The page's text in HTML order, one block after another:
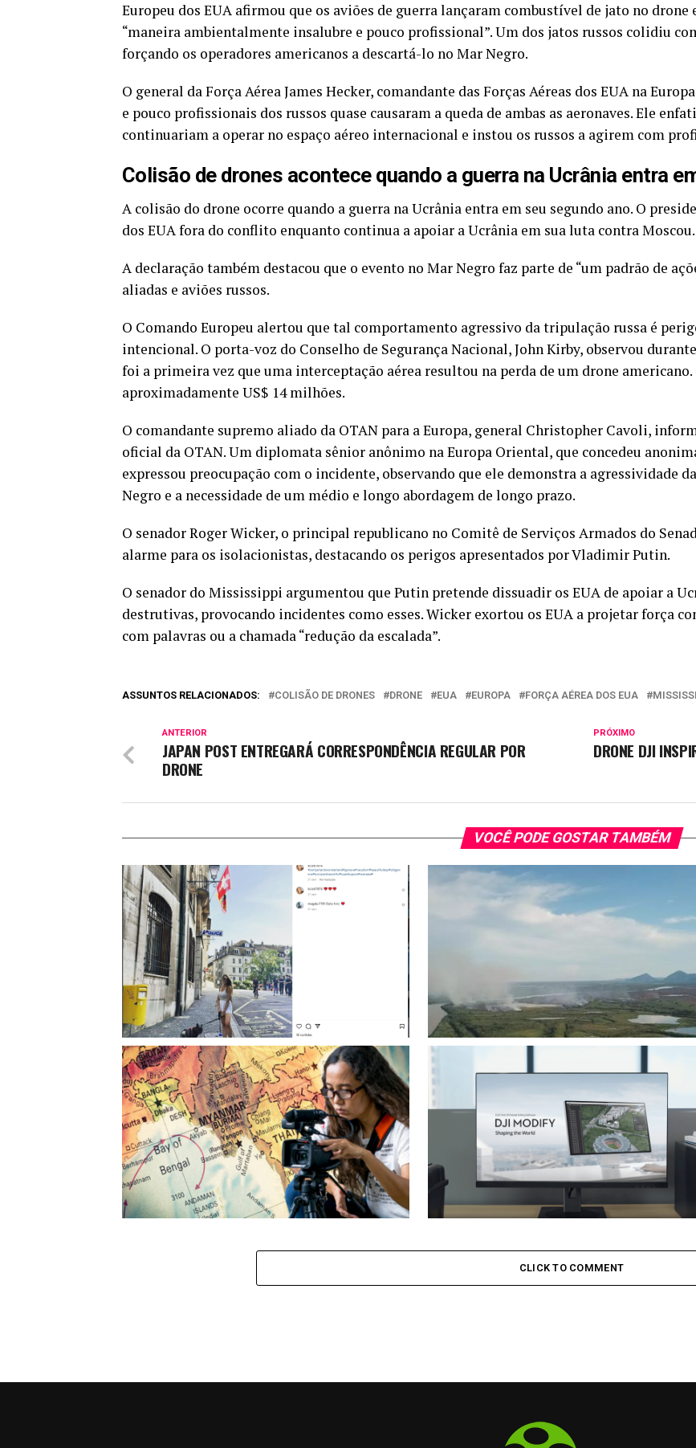
Europeu dos EUA afirmou que os aviões de guerra lançaram combustível de jato no
“maneira ambientalmente insalubre e pouco profissional”. Um dos jatos russos colidiu
forçando os operadores americanos a descartá-lo no Mar Negro.
O general da Força Aérea James Hecker, comandante das Forças Aéreas dos EUA na
e pouco profissionais dos russos quase causaram a queda de ambas as aeronaves. Ele
continuariam a operar no espaço aéreo internacional e instou os russos a agirem com
Colisão de drones acontece quando a guerra na Ucrânia entra
A colisão do drone ocorre quando a guerra na Ucrânia entra em seu segundo ano. O
dos EUA fora do conflito enquanto continua a apoiar a Ucrânia em sua luta contra Moscou.
A declaração também destacou que o evento no Mar Negro faz parte de “um padrão de
aliadas e aviões russos.
O Comando Europeu alertou que tal comportamento agressivo da tripulação russa é
intencional. O porta-voz do Conselho de Segurança Nacional, John Kirby, observou
foi a primeira vez que uma interceptação aérea resultou na perda de um drone americano.
aproximadamente US$ 14 milhões.
O comandante supremo aliado da OTAN para a Europa, general Christopher Cavoli,
oficial da OTAN. Um diplomata sênior anônimo na Europa Oriental, que concedeu
expressou preocupação com o incidente, observando que ele demonstra a agressividade
Negro e a necessidade de um médio e longo abordagem de longo prazo.
O senador Roger Wicker, o principal republicano no Comitê de Serviços Armados do
alarme para os isolacionistas, destacando os perigos apresentados por Vladimir Putin.
O senador do Mississippi argumentou que Putin pretende dissuadir os EUA de apoiar a
destrutivas, provocando incidentes como esses. Wicker exortou os EUA a projetar força
com palavras ou a chamada “redução da escalada”.
ASSUNTOS RELACIONADOS: COLISÃO DE DRONES DRONE EUA EUROPA FORÇA AÉREA DOS EUA
PRÓXIMO
DRONE DJI
ANTERIOR
JAPAN POST ENTREGARÁ CORRESPONDÊNCIA REGULAR POR
DRONE
VOCÊ PODE GOSTAR TAMBÉM
Dona de Esquema Multimilionário de Drones se Declara
Culpada: Componentes de UAVs Enviados à Rússia
Comprometem Segurança Internacional
Exploração do Impacto Ambiental com Drones na
do Amolar
de modelos 3D DJI Modify
CLICK TO COMMENT